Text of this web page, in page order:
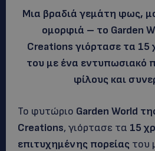
Μια βραδιά γεμάτη φως,
ομορφιά – το Garden
Creations γιόρτασε τα 15
του με ένα εντυπωσιακό
φίλους και
Το φυτώριο Garden World
Creations, γιόρτασε τα 15
επιτυχημένης πορείας του